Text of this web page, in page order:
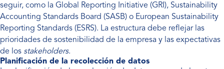
seguir, como la Global Reporting Initiative (GRI), Sustainability
Accounting Standards Board (SASB) o European Sustainability
Reporting Standards (ESRS). La estructura debe reflejar las
prioridades de sostenibilidad de la empresa y las expectativas
de los stakeholders.
Planificación de la recolección de datos